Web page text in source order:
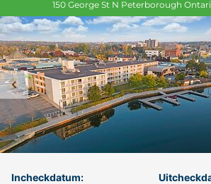
150 George St N Peterborough
Incheckdatum: